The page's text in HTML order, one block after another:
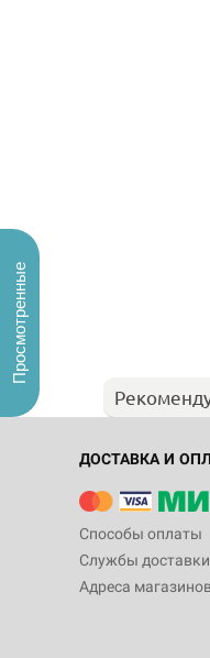
ДОСТАВКА И
Способы оплаты
Службы доставки
Адреса магазинов
Просмотренные